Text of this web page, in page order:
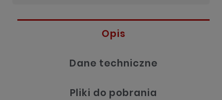
Opis
Dane techniczne
Pliki do pobrania